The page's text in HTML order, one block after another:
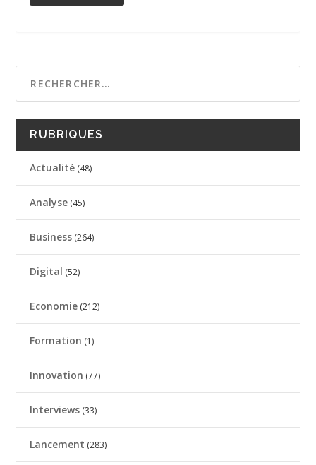
RUBRIQUES
Actualité (48)
Analyse (45)
Business (264)
Digital (52)
Economie (212)
Formation (1)
Innovation (77)
Interviews (33)
Lancement (283)